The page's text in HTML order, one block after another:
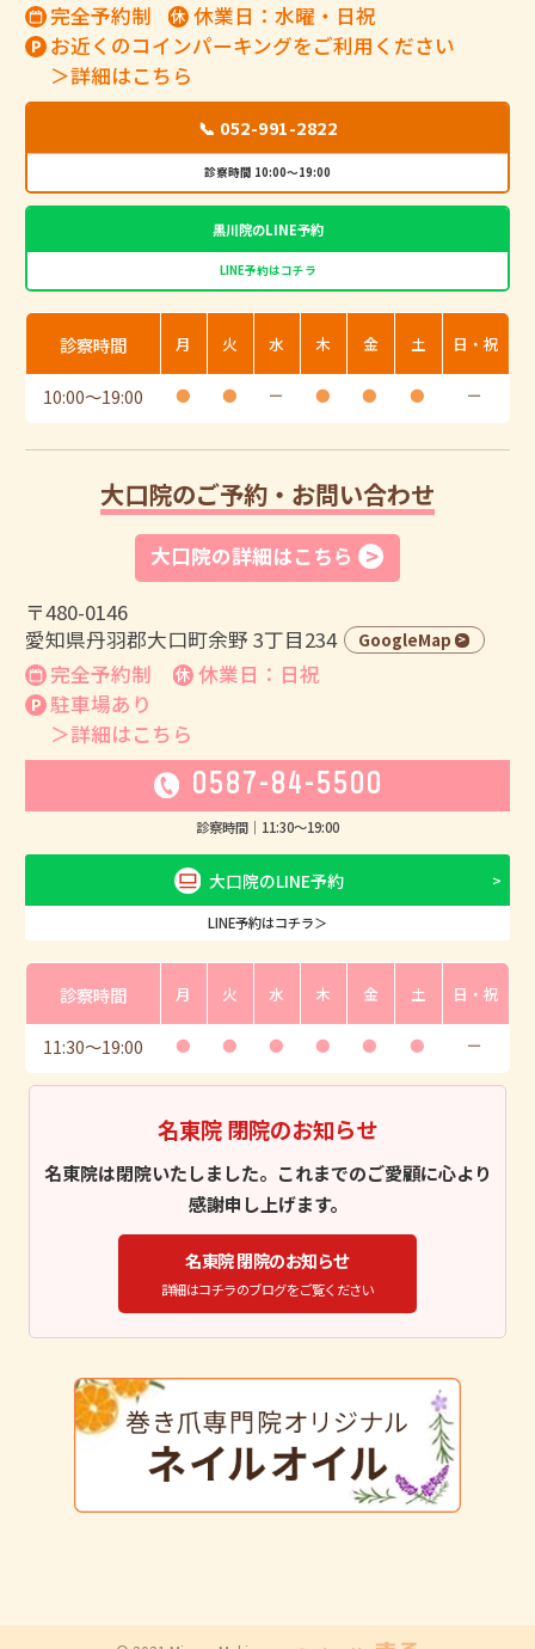
完全予約制
休業日：水曜・日祝
お近くのコインパーキングをご利用ください
＞詳細はこちら
📞 052-991-2822
診察時間 10:00～19:00
黒川院のLINE予約
LINE予約はコチラ
診察時間 月 火 水 木 金 土 日・祝
10:00〜19:00 ● ● ー ● ● ● ー
大口院のご予約・お問い合わせ
大口院の詳細はこちら
〒480-0146
愛知県丹羽郡大口町余野 3丁目234
GoogleMap
完全予約制
休業日：日祝
駐車場あり
＞詳細はこちら
0587-84-5500
診察時間｜ 11:30〜19:00
大口院のLINE予約
LINE予約はコチラ＞
診察時間 月 火 水 木 金 土 日・祝
11:30〜19:00 ● ● ● ● ● ● ー
名東院 閉院のお知らせ
名東院は閉院いたしました。これまでのご愛顧に心より
感謝申し上げます。
名東院 閉院のお知らせ
詳細はコチラのブログをご覧ください